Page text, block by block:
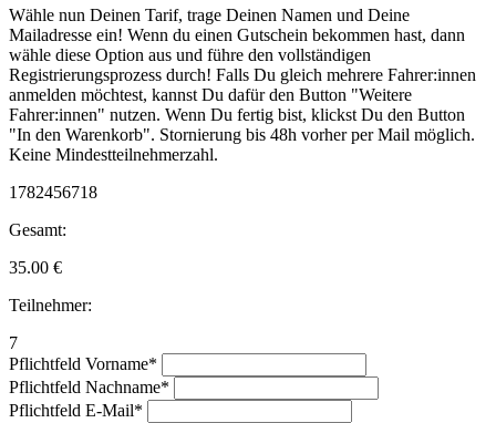
Wähle nun Deinen Tarif, trage Deinen Namen und Deine
Mailadresse ein! Wenn du einen Gutschein bekommen hast, dann
wähle diese Option aus und führe den vollständigen
Registrierungsprozess durch! Falls Du gleich mehrere Fahrer:innen
anmelden möchtest, kannst Du dafür den Button "Weitere
Fahrer:innen" nutzen. Wenn Du fertig bist, klickst Du den Button
"In den Warenkorb". Stornierung bis 48h vorher per Mail möglich.
Keine Mindestteilnehmerzahl.
1782456718
Gesamt:
35.00 €
Teilnehmer:
7
Pflichtfeld Vorname*
Pflichtfeld Nachname*
Pflichtfeld E-Mail*